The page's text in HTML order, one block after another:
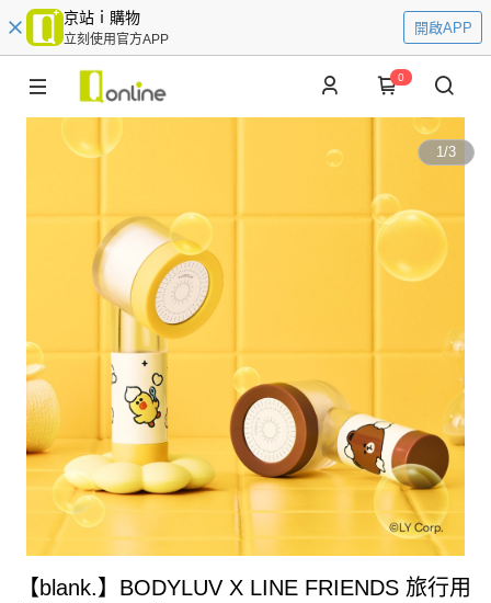
京站ｉ購物
立刻使用官方APP
開啟APP
0
1/3
【blank.】BODYLUV X LINE FRIENDS 旅行用